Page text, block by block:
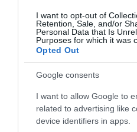
I want to opt-out of
Retention, Sale, and/or
Personal Data that Is
Purposes for which it was
Opted Out
Google consents
I want to allow Google to
related to advertising like
device identifiers in apps.